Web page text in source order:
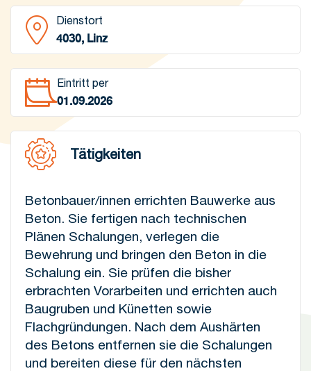
Dienstort
4030, Linz
Eintritt per
01.09.2026
Tätigkeiten
Betonbauer/innen errichten Bauwerke aus
Beton. Sie fertigen nach technischen
Plänen Schalungen, verlegen die
Bewehrung und bringen den Beton in die
Schalung ein. Sie prüfen die bisher
erbrachten Vorarbeiten und errichten auch
Baugruben und Künetten sowie
Flachgründungen. Nach dem Aushärten
des Betons entfernen sie die Schalungen
und bereiten diese für den nächsten